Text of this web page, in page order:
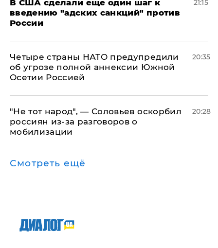
В США сделали еще один шаг к
введению "адских санкций" против
России
21:15
Четыре страны НАТО предупредили
об угрозе полной аннексии Южной
Осетии Россией
20:35
​"Не тот народ", — Соловьев оскорбил
россиян из-за разговоров о
мобилизации
20:28
Смотреть ещё